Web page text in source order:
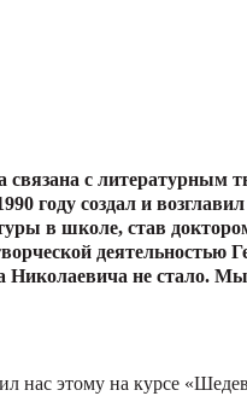
связана с литературным
году создал и
в школе, став
Николаевича не стало.
нас этому на курсе